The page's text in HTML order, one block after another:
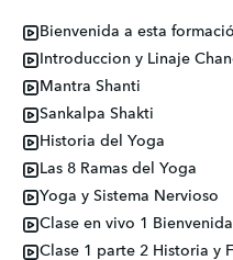
Bienvenida a esta
Introduccion y Linaje
Mantra Shanti
Sankalpa Shakti
Historia del Yoga
Las 8 Ramas del Yoga
Yoga y Sistema Nervioso
Clase en vivo 1